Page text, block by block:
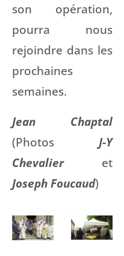
son opération,
pourra nous
rejoindre dans les
prochaines
semaines.
Jean Chaptal
(Photos J-Y
Chevalieret
Joseph Foucaud)